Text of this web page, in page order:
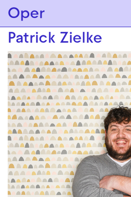
Zur Hauptnavigation springen
Zum Hauptinhalt springen
Oper
Patrick Zielke